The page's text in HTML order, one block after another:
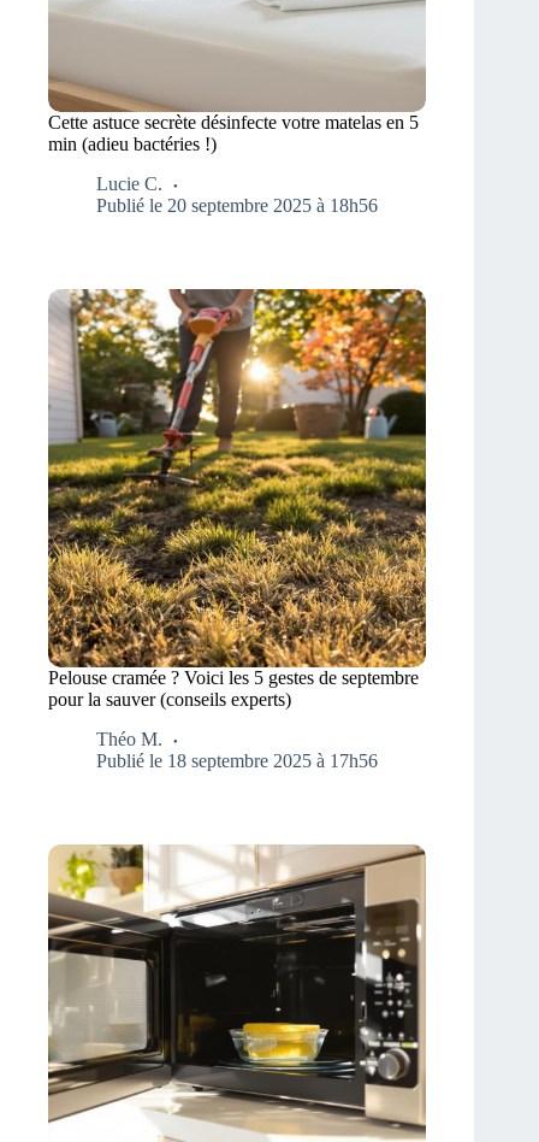
Cette astuce secrète désinfecte votre matelas en 5
min (adieu bactéries !)
Lucie C.
Publié le 20 septembre 2025 à 18h56
Pelouse cramée ? Voici les 5 gestes de septembre
pour la sauver (conseils experts)
Théo M.
Publié le 18 septembre 2025 à 17h56